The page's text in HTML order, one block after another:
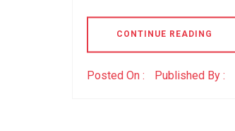
CONTINUE READING
Posted On : Published By :